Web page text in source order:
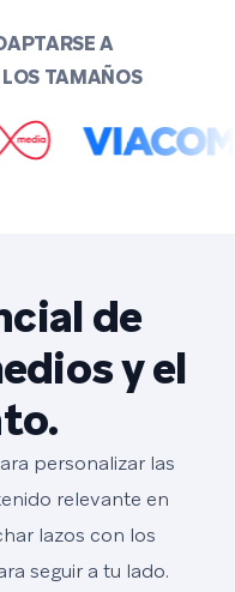
A
TAMAÑOS
de
y el
personalizar las
relevante en
lazos con los
seguir a tu lado.